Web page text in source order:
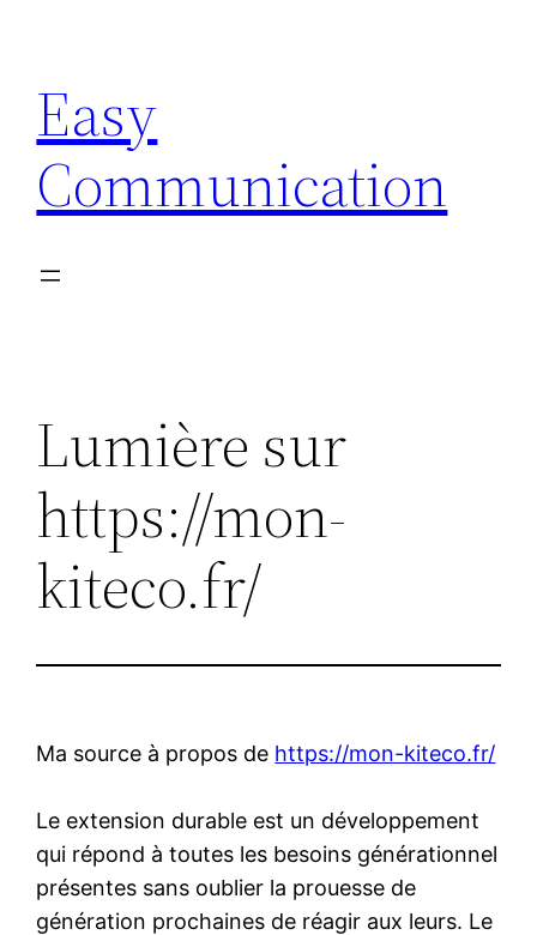
contenu
Easy
Communication
Lumière sur
https://mon-
kiteco.fr/
Ma source à propos de https://mon-kiteco.fr/
Le extension durable est un développement
qui répond à toutes les besoins générationnel
présentes sans oublier la prouesse de
génération prochaines de réagir aux leurs. Le